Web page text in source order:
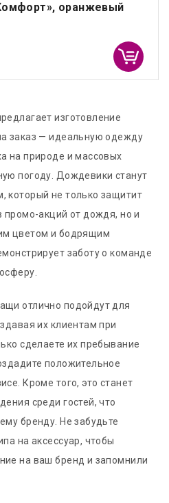
оранжевый
изготовление
заказ — идеальную одежду
на природе и массовых
погоду. Дождевики станут
который не только защитит
промо-акций от дождя, но и
цветом и бодрящим
заботу о команде
отлично подойдут для
их клиентам при
сделаете их пребывание
положительное
Кроме того, это станет
среди гостей, что
бренду. Не забудьте
на аксессуар, чтобы
на ваш бренд и запомнили